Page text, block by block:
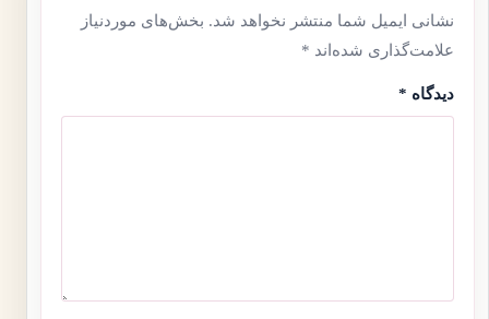
نشانی ایمیل شما منتشر نخواهد شد. بخش‌های موردنیاز
علامت‌گذاری شده‌اند *
دیدگاه *